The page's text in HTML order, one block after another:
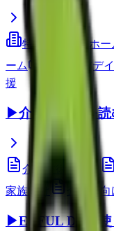
特別養護老人ホー
ーム
通所介護(デ
援
▶介護コラムを読
介護技術・ケア
家族向け
介護職向
▶EEFUL DBを使